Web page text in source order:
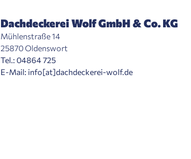
Dachdeckerei Wolf GmbH & Co. KG
Mühlenstraße 14
25870 Oldenswort
Tel.: 04864 725
E-Mail: info[at]dachdeckerei-wolf.de